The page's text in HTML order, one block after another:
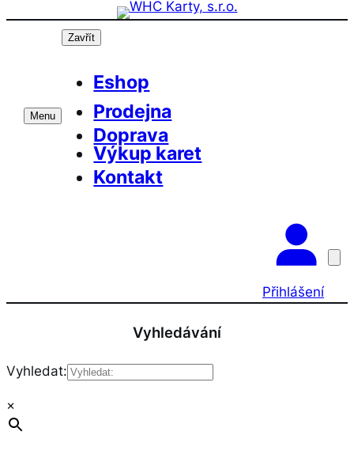
Přeskočit
Menu
Zavřít
Eshop
Prodejna
Doprava
Výkup karet
Kontakt
Přihlášení
Vyhledávání
Vyhledat:
×